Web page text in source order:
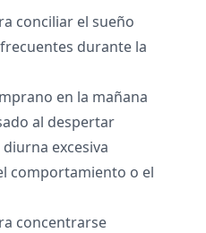
conciliar el sueño
durante la
en la mañana
al despertar
excesiva
comportamiento o el
concentrarse